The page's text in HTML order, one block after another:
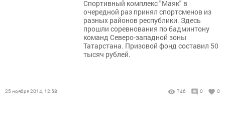
Спортивный комплекс "Маяк" в
очередной раз принял спортсменов из
разных районов республики. Здесь
прошли соревнования по бадминтону
команд Северо-западной зоны
Татарстана. Призовой фонд составил 50
тысяч рублей.
25 ноября 2014, 12:58 746 0 0